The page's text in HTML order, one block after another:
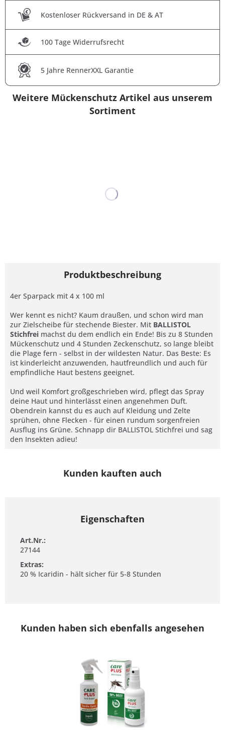
Kostenloser Rückversand in DE & AT
100 Tage Widerrufsrecht
5 Jahre RennerXXL Garantie
Weitere Mückenschutz Artikel aus unserem
Sortiment
Produktbeschreibung
4er Sparpack mit 4 x 100 ml
Wer kennt es nicht? Kaum draußen, und schon wird man
zur Zielscheibe für stechende Biester. Mit BALLISTOL
Stichfrei machst du dem endlich ein Ende! Bis zu 8 Stunden
Mückenschutz und 4 Stunden Zeckenschutz, so lange bleibt
die Plage fern - selbst in der wildesten Natur. Das Beste: Es
ist kinderleicht anzuwenden, hautfreundlich und auch für
empfindliche Haut bestens geeignet.
Und weil Komfort großgeschrieben wird, pflegt das Spray
deine Haut und hinterlässt einen angenehmen Duft.
Obendrein kannst du es auch auf Kleidung und Zelte
sprühen, ohne Flecken - für einen rundum sorgenfreien
Ausflug ins Grüne. Schnapp dir BALLISTOL Stichfrei und sag
den Insekten adieu!
Kunden kauften auch
Eigenschaften
Art.Nr.:
27144
Extras:
20 % Icaridin - hält sicher für 5-8 Stunden
Kunden haben sich ebenfalls angesehen